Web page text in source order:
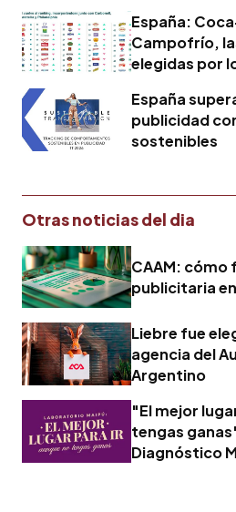
España:
Campofrío,
elegidas por
España
publicidad
sostenibles
Otras noticias del dia
CAAM: cómo
publicitaria
Liebre fue
agencia del
Argentino
"El mejor
tengas
Diagnóstico